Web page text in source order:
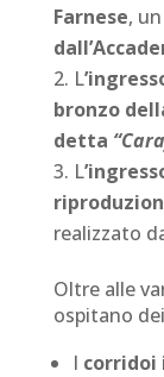
Farnese, un
L
bronzo
detta
L
realizzato
Oltre alle
ospitano
I corridoi